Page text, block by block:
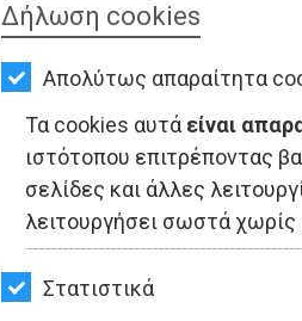
Δήλωση cookies
Απολύτως απαραίτητα
Τα cookies αυτά είναι
ιστότοπου επιτρέποντας
σελίδες και άλλες
λειτουργήσει σωστά
Στατιστικά